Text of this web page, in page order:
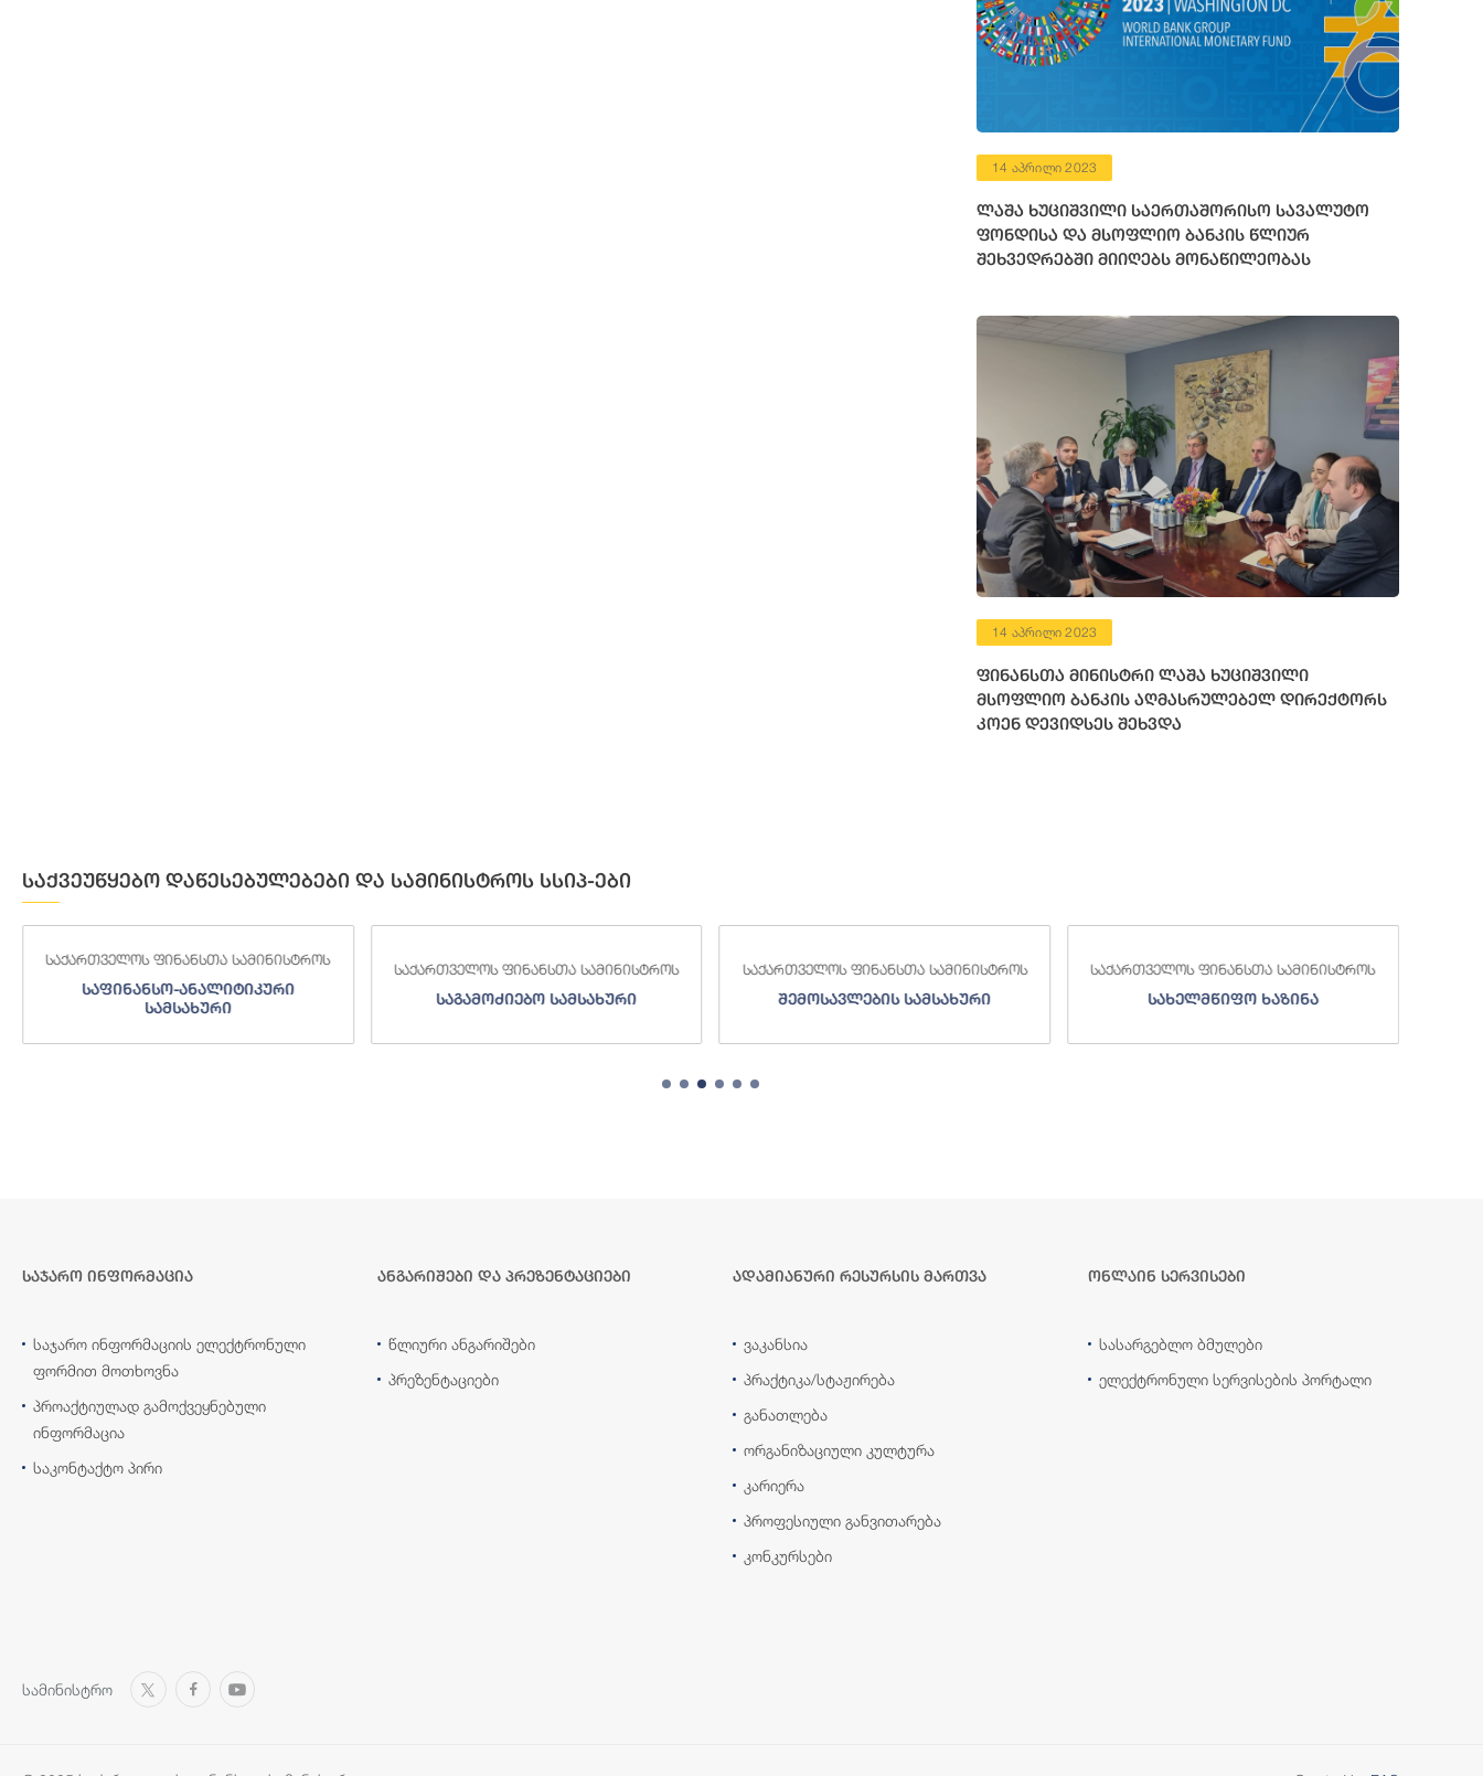
14 აპრილი 2023
ლაშა ხუციშვილი საერთაშორისო სავალუტო
ფონდისა და მსოფლიო ბანკის წლიურ
შეხვედრებში მიიღებს მონაწილეობას
14 აპრილი 2023
ფინანსთა მინისტრი ლაშა ხუციშვილი
მსოფლიო ბანკის აღმასრულებელ დირექტორს
კოენ დევიდსეს შეხვდა
საქვეუწყებო დაწესებულებები და სამინისტროს სსიპ-ები
საქართველოს ფინანსთა სამინისტროს
საფინანსო-ანალიტიკური
სამსახური
საქართველოს ფინანსთა სამინისტროს
საგამოძიებო სამსახური
საქართველოს ფინანსთა სამინისტროს
შემოსავლების სამსახური
საქართველოს ფინანსთა სამინისტროს
სახელმწიფო ხაზინა
საჯარო ინფორმაცია
საჯარო ინფორმაციის ელექტრონული
ფორმით მოთხოვნა
პროაქტიულად გამოქვეყნებული
ინფორმაცია
საკონტაქტო პირი
ანგარიშები და პრეზენტაციები
წლიური ანგარიშები
პრეზენტაციები
ადამიანური რესურსის მართვა
ვაკანსია
პრაქტიკა/სტაჟირება
განათლება
ორგანიზაციული კულტურა
კარიერა
პროფესიული განვითარება
კონკურსები
ონლაინ სერვისები
სასარგებლო ბმულები
ელექტრონული სერვისების პორტალი
სამინისტრო